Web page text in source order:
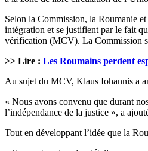
Selon la Commission, la Roumanie
intégration et se justifient par le fait
vérification (MCV). La Commission
>> Lire : Les Roumains perdent
Au sujet du MCV, Klaus Iohannis a
« Nous avons convenu que durant
l’indépendance de la justice », a
Tout en développant l’idée que la